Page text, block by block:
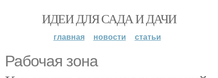
ИДЕИ ДЛЯ САДА И ДАЧИ
главная новости статьи
Рабочая зона